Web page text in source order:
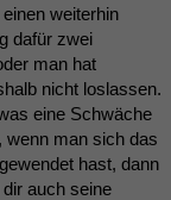
weiterhin
dafür zwei
man hat
nicht loslassen.
eine Schwäche
wenn man sich das
hast, dann
auch seine